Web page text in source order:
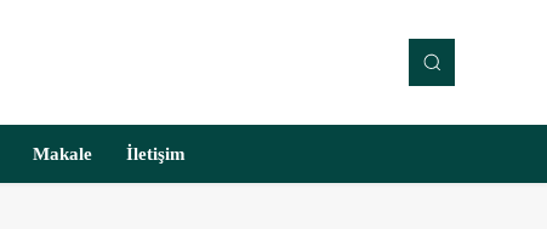
Makale İletişim